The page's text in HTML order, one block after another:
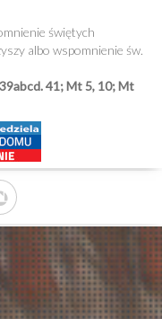
świętych
albo wspomnienie św.
41; Mt 5, 10; Mt